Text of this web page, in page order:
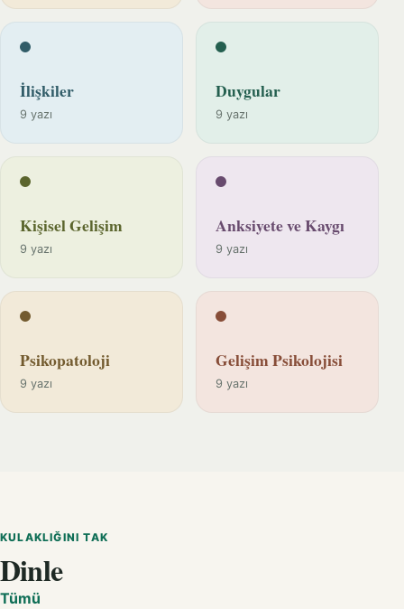
İlişkiler
9 yazı
Duygular
9 yazı
Kişisel Gelişim
9 yazı
Anksiyete ve Kaygı
9 yazı
Psikopatoloji
9 yazı
Gelişim Psikolojisi
9 yazı
KULAKLIĞINI TAK
Dinle
Tümü